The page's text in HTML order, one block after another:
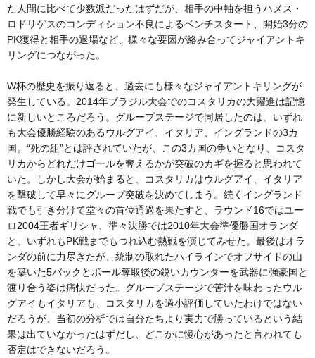
た人間に比べて少数派だったはずだが、相手の中軸を担うハメス・
ロドリゲスのコンディション不良によるベンチスタート、開始3分の
PK獲得と相手の退場など、様々な要因が絡み合ってジャイアントキ
リングにつながった。
W杯の歴史を振り返ると、過去にも様々なジャイアントキリングが
発生している。2014年ブラジル大会でのコスタリカの大躍進は記憶
に新しいところだろう。グループステージで同居したのは、いずれ
も大会優勝経験のあるウルグアイ、イタリア、イングランドの3カ
国。“死の組”とは評されていたが、この3カ国の争いとなり、コスタ
リカからどれだけゴールを奪えるかが突破のカギを握ると思われて
いた。しかし大会が始まると、コスタリカはウルグアイ、イタリア
を撃破して早々にグループ突破を決めてしまう。続くイングランド
戦でも引き分けて堂々の首位通過を果たすと、ラウンド16ではユー
ロ2004王者ギリシャ、準々決勝では2010年大会準優勝国オランダ
と、いずれもPK戦までもつれ込む熱戦を演じてみせた。最後はオラ
ンダの前に力尽きたが、統制の取れたハイラインでオフサイドの山
を築いた5バックとボール奪取後の鋭いカウンターを武器に強豪国と
渡り合う姿は痛快だった。グループステージで苦汁を味わったウル
グアイもイタリアも、コスタリカを過小評価していたわけではない
だろうが、当初の分析では自分たちより実力で勝っているという結
果は出ていなかったはずだし、どこかに慢心があったと言われても
否定はできないだろう。